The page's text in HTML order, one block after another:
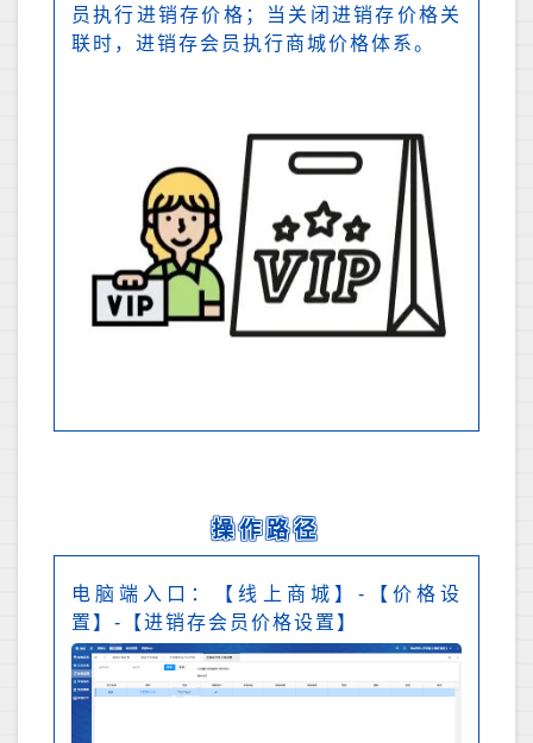
员执行进销存价格；当关闭进销存价格关
联时，进销存会员执行商城价格体系。
操作路径
电脑端入口：【线上商城】-【价格设
置】-【进销存会员价格设置】